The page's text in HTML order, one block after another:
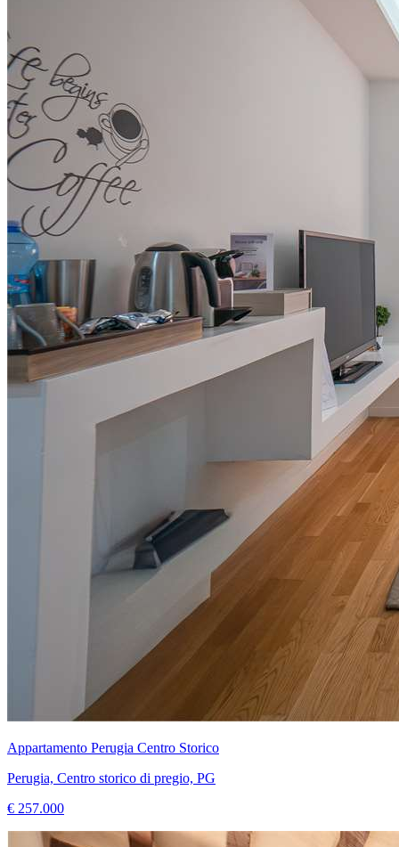
Appartamento Perugia Centro Storico
Perugia, Centro storico di pregio, PG
€ 257.000